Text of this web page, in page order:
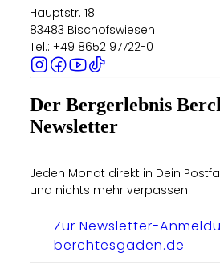
Hauptstr. 18
83483 Bischofswiesen
Tel.: +49 8652 97722-0
Der Bergerlebnis
Newsletter
Jeden Monat direkt in Dein
und nichts mehr verpassen!
Zur Newsletter-
berchtesgaden.de